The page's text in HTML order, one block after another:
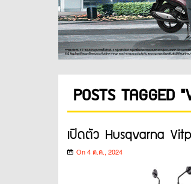
POSTS TAGGED
เปิดตัว Husqvarna
On 4 ต.ค., 2024